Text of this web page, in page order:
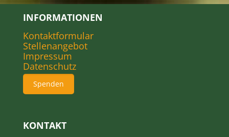
INFORMATIONEN
Kontaktformular
Stellenangebot
Impressum
Datenschutz
Spenden
KONTAKT